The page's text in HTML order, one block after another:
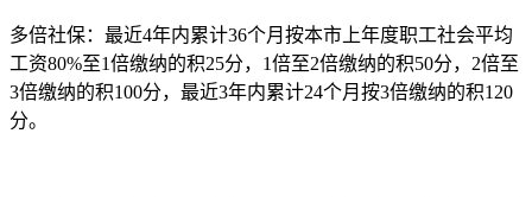
多倍社保：最近4年内累计36个月按本市上年度职工社会平均
工资80%至1倍缴纳的积25分，1倍至2倍缴纳的积50分，2倍至
3倍缴纳的积100分，最近3年内累计24个月按3倍缴纳的积120
分。